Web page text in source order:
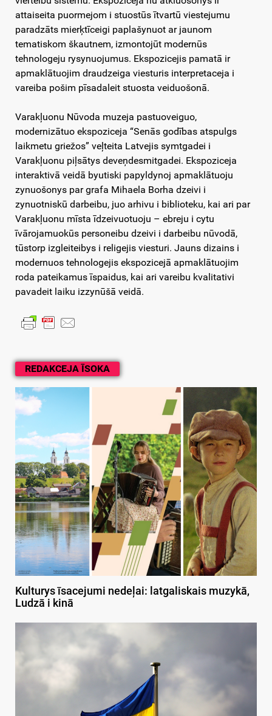
REDAKCEJA ĪSOKA
Kulturys īsacejumi nedeļai: latgaliskais muzykā,
Ludzā i kinā
attaiseita puormejom i stuostūs ītvartū viestejumu
paradzāts mierķtīceigi paplašynuot ar jaunom
tematiskom škautnem, izmontojūt modernūs
tehnologeju rysynuojumus. Ekspozicejis pamatā ir
apmaklātuojim draudzeiga viesturis interpretaceja i
vareiba pošim pīsadaleit stuosta veiduošonā.
Varakļuonu Nūvoda muzeja pastuoveiguo,
modernizātuo ekspoziceja “Senās godības atspulgs
laikmetu griežos” veļteita Latvejis symtgadei i
Varakļuonu piļsātys deveņdesmitgadei. Ekspoziceja
interaktivā veidā byutiski papyldynoj apmaklātuoju
zynuošonys par grafa Mihaela Borha dzeivi i
zynuotniskū darbeibu, juo arhivu i biblioteku, kai ari par
Varakļuonu mīsta īdzeivuotuoju – ebreju i cytu
īvārojamuokūs personeibu dzeivi i darbeibu nūvodā,
tūstorp izgleiteibys i religejis viesturi. Jauns dizains i
modernuos tehnologejis ekspozicejā apmaklātuojim
roda pateikamus īspaidus, kai ari vareibu kvalitativi
pavadeit laiku izzynūšā veidā.